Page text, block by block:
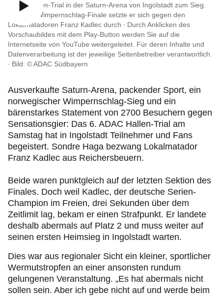
Reise & Freizeit
Motorsport & Ortsclubs
Ihr ADAC Südbayern e.V.
ADAC Hallen-Trial in der Saturn-Arena von Ingolstadt zum Sieg.
In einem Wimpernschlag-Finale setzte er sich gegen den
Lokalmatadoren Franz Kadlec durch ∙ Durch Anklicken des
Vorschaubildes mit dem Play-Button werden Sie auf die
Internetseite von YouTube weitergeleitet. Für deren Inhalte und
Datenverarbeitung ist der jeweilige Seitenbetreiber verantwortlich.
∙ Bild: © ADAC Südbayern
Ausverkaufte Saturn-Arena, packender Sport, ein
norwegischer Wimpernschlag-Sieg und ein
bärenstarkes Statement von 2700 Besuchern gegen
Sensationsgier: Das 6. ADAC Hallen-Trial am
Samstag hat in Ingolstadt Teilnehmer und Fans
begeistert. Sondre Haga bezwang Lokalmatador
Franz Kadlec aus Reichersbeuern.
Beide waren punktgleich auf der letzten Sektion des
Finales. Doch weil Kadlec, der deutsche Serien-
Champion im Freien, drei Sekunden über dem
Zeitlimit lag, bekam er einen Strafpunkt. Er landete
deshalb abermals auf Platz 2 und muss weiter auf
seinen ersten Heimsieg in Ingolstadt warten.
Dies war aus regionaler Sicht ein kleiner, sportlicher
Wermutstropfen an einer ansonsten rundum
gelungenen Veranstaltung. „Es hat abermals nicht
sollen sein. Aber ich gebe nicht auf und werde beim